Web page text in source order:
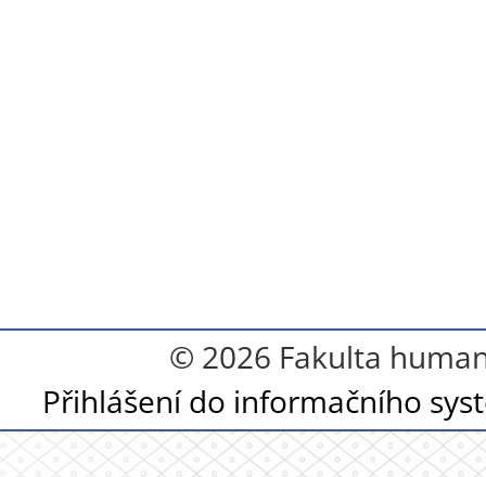
© 2026 Fakulta
Přihlášení do informačního